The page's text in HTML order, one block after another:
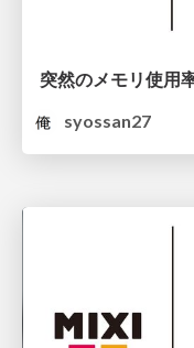
syossan27